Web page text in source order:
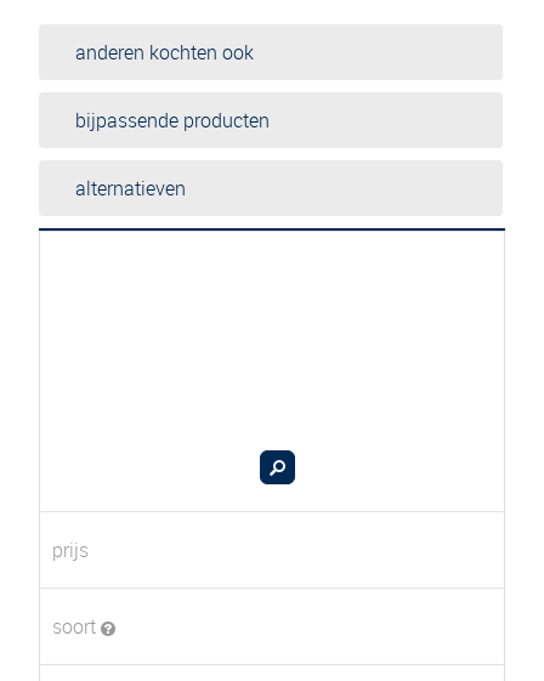
anderen kochten ook
bijpassende producten
alternatieven
prijs
soort